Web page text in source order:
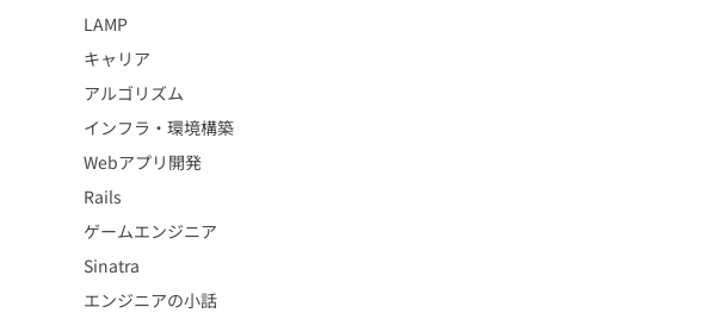
LAMP
キャリア
アルゴリズム
インフラ・環境構築
Webアプリ開発
Rails
ゲームエンジニア
Sinatra
エンジニアの小話